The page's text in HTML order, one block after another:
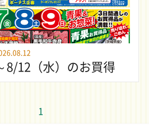
8/12（水）のお買得
1